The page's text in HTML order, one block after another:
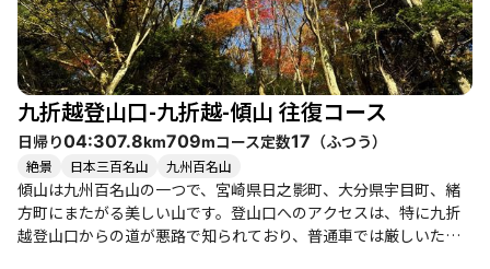
九折越登山口-九折越-傾山 往復コース
日帰り04:307.8km709mコース定数17 （ふつう）
絶景 日本三百名山 九州百名山
傾山は九州百名山の一つで、宮崎県日之影町、大分県宇目町、緒
方町にまたがる美しい山です。登山口へのアクセスは、特に九折
越登山口からの道が悪路で知られており、普通車では厳しいた